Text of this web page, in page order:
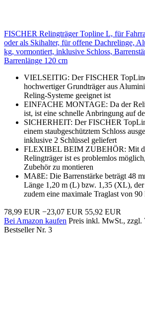
FISCHER Relingträger Topline L, für
oder als Skihalter, für offene Dachrelinge,
kg, vormontiert, inklusive Schloss,
Barrenlänge 120 cm
VIELSEITIG: Der FISCHER
hochwertiger Grundträger aus
Reling-Systeme geeignet ist
EINFACHE MONTAGE: Da der
ist, ist eine schnelle Anbringung auf
SICHERHEIT: Der FISCHER
einem staubgeschütztem Schloss
inklusive 2 Schlüssel geliefert
FLEXIBEL BEIM ZUBEHÖR: Mit
Relingträger ist es problemlos
Zubehör zu montieren
MAßE: Die Barrenstärke beträgt 48
Länge 1,20 m (L) bzw. 1,35 (XL),
zudem eine maximale Traglast von 90
78,99 EUR −23,07 EUR 55,92 EUR
Bei Amazon kaufen Preis inkl. MwSt., zzgl.
Bestseller Nr. 3